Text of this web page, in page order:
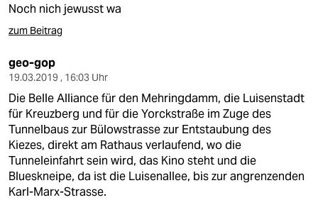
Noch nich jewusst wa
zum Beitrag
geo-gop
19.03.2019 , 16:03 Uhr
Die Belle Alliance für den Mehringdamm, die Luisenstadt
für Kreuzberg und für die Yorckstraße im Zuge des
Tunnelbaus zur Bülowstrasse zur Entstaubung des
Kiezes, direkt am Rathaus verlaufend, wo die
Tunneleinfahrt sein wird, das Kino steht und die
Blueskneipe, da ist die Luisenallee, bis zur angrenzenden
Karl-Marx-Strasse.